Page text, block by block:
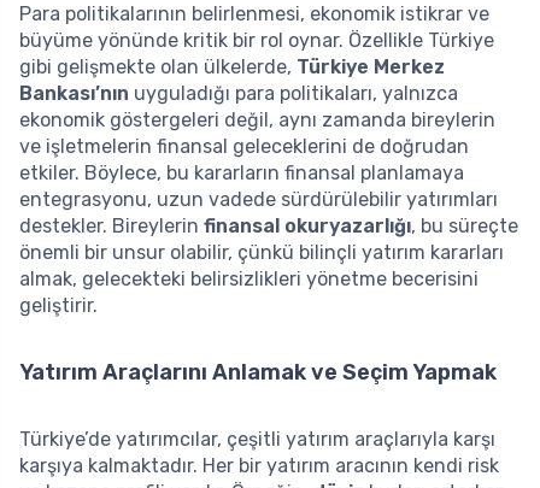
Para politikalarının belirlenmesi, ekonomik istikrar ve
büyüme yönünde kritik bir rol oynar. Özellikle Türkiye
gibi gelişmekte olan ülkelerde, Türkiye Merkez
Bankası’nın uyguladığı para politikaları, yalnızca
ekonomik göstergeleri değil, aynı zamanda bireylerin
ve işletmelerin finansal geleceklerini de doğrudan
etkiler. Böylece, bu kararların finansal planlamaya
entegrasyonu, uzun vadede sürdürülebilir yatırımları
destekler. Bireylerin finansal okuryazarlığı, bu süreçte
önemli bir unsur olabilir, çünkü bilinçli yatırım kararları
almak, gelecekteki belirsizlikleri yönetme becerisini
geliştirir.
Yatırım Araçlarını Anlamak ve Seçim Yapmak
Türkiye’de yatırımcılar, çeşitli yatırım araçlarıyla karşı
karşıya kalmaktadır. Her bir yatırım aracının kendi risk